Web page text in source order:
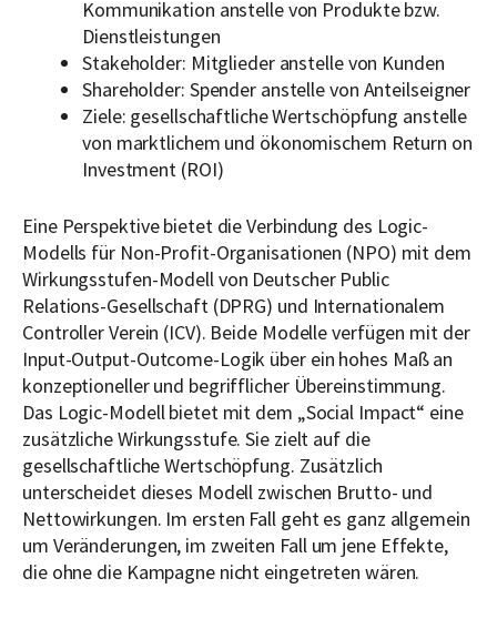
Kommunikation anstelle von Produkte bzw.
Dienstleistungen
Stakeholder: Mitglieder anstelle von Kunden
Shareholder: Spender anstelle von Anteilseigner
Ziele: gesellschaftliche Wertschöpfung anstelle
von marktlichem und ökonomischem Return on
Investment (ROI)
Eine Perspektive bietet die Verbindung des Logic-
Modells für Non-Profit-Organisationen (NPO) mit dem
Wirkungsstufen-Modell von Deutscher Public
Relations-Gesellschaft (DPRG) und Internationalem
Controller Verein (ICV). Beide Modelle verfügen mit der
Input-Output-Outcome-Logik über ein hohes Maß an
konzeptioneller und begrifflicher Übereinstimmung.
Das Logic-Modell bietet mit dem „Social Impact“ eine
zusätzliche Wirkungsstufe. Sie zielt auf die
gesellschaftliche Wertschöpfung. Zusätzlich
unterscheidet dieses Modell zwischen Brutto- und
Nettowirkungen. Im ersten Fall geht es ganz allgemein
um Veränderungen, im zweiten Fall um jene Effekte,
die ohne die Kampagne nicht eingetreten wären.